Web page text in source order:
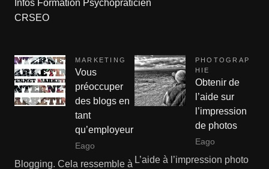
Infos Formation Psychopraticien
CRSEO
MARKETING
Vous
préoccuper
des blogs en
tant
qu’employeur
Eago
Blogging. Cela ressemble à
PHOTOGRAP
HIE
Obtenir de
l’aide sur
l’impression
de photos
Eago
L’aide à l’impression photo